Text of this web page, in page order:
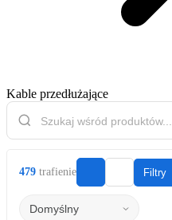
Kable przedłużające
479 trafienie Filtry